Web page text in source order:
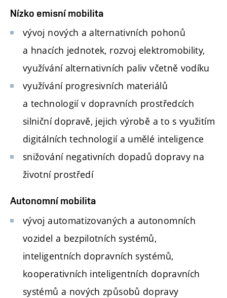
Nízko emisní mobilita
vývoj nových a alternativních pohonů
a hnacích jednotek, rozvoj elektromobility,
využívání alternativních paliv včetně vodíku
využívání progresivních materiálů
a technologií v dopravních prostředcích
silniční dopravě, jejich výrobě a to s využitím
digitálních technologií a umělé inteligence
snižování negativních dopadů dopravy na
životní prostředí
Autonomní mobilita
vývoj automatizovaných a autonomních
vozidel a bezpilotních systémů,
inteligentních dopravních systémů,
kooperativních inteligentních dopravních
systémů a nových způsobů dopravy